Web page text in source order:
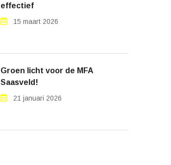
effectief
15 maart 2026
Groen licht voor de MFA
Saasveld!
21 januari 2026